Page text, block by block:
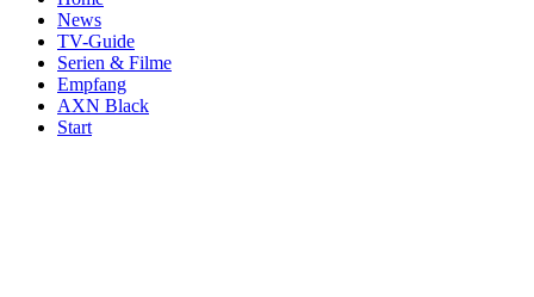
News
TV-Guide
Serien & Filme
Empfang
AXN Black
Start